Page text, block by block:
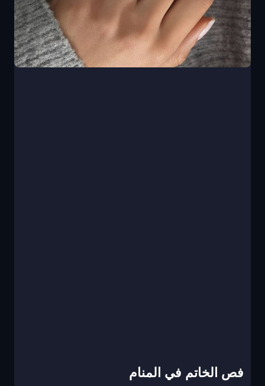
فص الخاتم في المنام